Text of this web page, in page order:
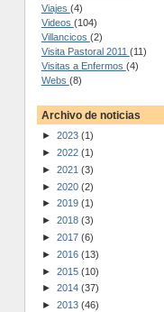
Viajes (4)
Videos (104)
Villancicos (2)
Visita Pastoral 2011 (11)
Visitas a Enfermos (4)
Webs (8)
Archivo de noticias
► 2023 (1)
► 2022 (1)
► 2021 (3)
► 2020 (2)
► 2019 (1)
► 2018 (3)
► 2017 (6)
► 2016 (13)
► 2015 (10)
► 2014 (37)
► 2013 (46)